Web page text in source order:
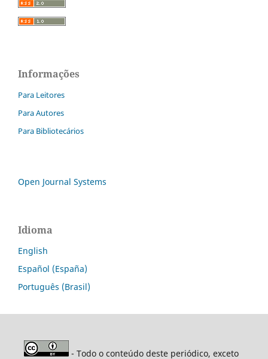
Informações
Para Leitores
Para Autores
Para Bibliotecários
Open Journal Systems
Idioma
English
Español (España)
Português (Brasil)
- Todo o conteúdo deste periódico, exceto